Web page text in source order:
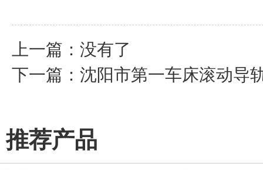
上一篇：没有了
下一篇： 沈阳市第一车床滚动导
推荐产品